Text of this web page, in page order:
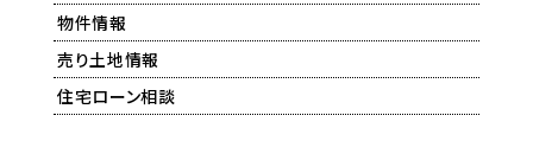
物件情報
売り土地情報
住宅ローン相談